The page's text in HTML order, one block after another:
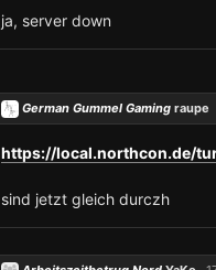
ja, server down
German Gummel Gaming raupe
https://local.northcon.de/
sind jetzt gleich durczh